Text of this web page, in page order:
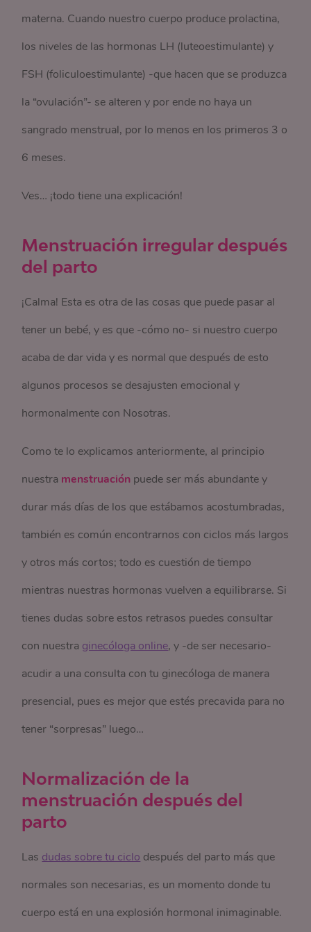
materna. Cuando nuestro cuerpo produce prolactina,
los niveles de las hormonas LH (luteoestimulante) y
FSH (foliculoestimulante) -que hacen que se produzca
la “ovulación”- se alteren y por ende no haya un
sangrado menstrual, por lo menos en los primeros 3 o
6 meses.
Ves… ¡todo tiene una explicación!
Menstruación irregular después
del parto
¡Calma! Esta es otra de las cosas que puede pasar al
tener un bebé, y es que -cómo no- si nuestro cuerpo
acaba de dar vida y es normal que después de esto
algunos procesos se desajusten emocional y
hormonalmente con Nosotras.
Como te lo explicamos anteriormente, al principio
nuestra menstruación puede ser más abundante y
durar más días de los que estábamos acostumbradas,
también es común encontrarnos con ciclos más largos
y otros más cortos; todo es cuestión de tiempo
mientras nuestras hormonas vuelven a equilibrarse. Si
tienes dudas sobre estos retrasos puedes consultar
con nuestra ginecóloga online, y -de ser necesario-
acudir a una consulta con tu ginecóloga de manera
presencial, pues es mejor que estés precavida para no
tener “sorpresas” luego…
Normalización de la
menstruación después del
parto
Las dudas sobre tu ciclo después del parto más que
normales son necesarias, es un momento donde tu
cuerpo está en una explosión hormonal inimaginable.